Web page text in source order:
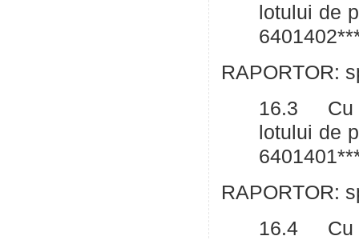
lotului de
RAPORTOR:
16.3 Cu
lotului de
RAPORTOR:
16.4 Cu